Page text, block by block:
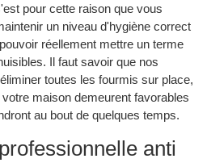
pour cette raison que vous
un niveau d'hygiène correct
réellement mettre un terme
Il faut savoir que nos
toutes les fourmis sur place,
maison demeurent favorables
au bout de quelques temps.
anti